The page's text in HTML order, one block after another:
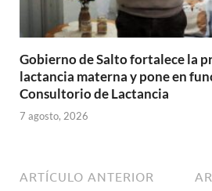
Gobierno de Salto fortalece la
lactancia materna y pone en
Consultorio de Lactancia
7 agosto, 2026
ARTÍCULO ANTERIOR